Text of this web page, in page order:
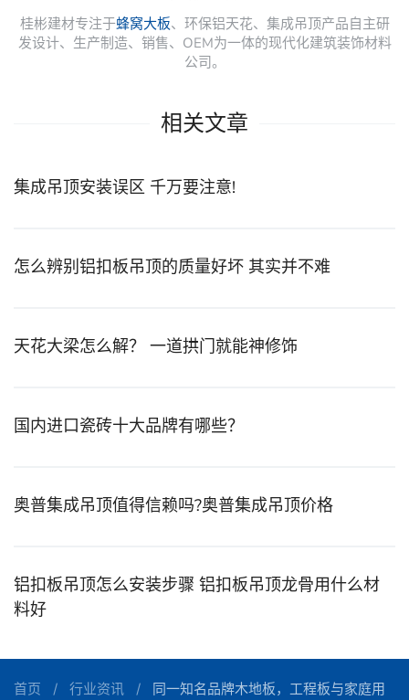
桂彬建材专注于蜂窝大板、环保铝天花、集成吊顶产品自主研
发设计、生产制造、销售、OEM为一体的现代化建筑装饰材料
公司。
相关文章
集成吊顶安装误区 千万要注意!
怎么辨别铝扣板吊顶的质量好坏 其实并不难
天花大梁怎么解？ 一道拱门就能神修饰
国内进口瓷砖十大品牌有哪些？
奥普集成吊顶值得信赖吗?奥普集成吊顶价格
铝扣板吊顶怎么安装步骤 铝扣板吊顶龙骨用什么材
料好
首页 行业资讯
同一知名品牌木地板，工程板与家庭用